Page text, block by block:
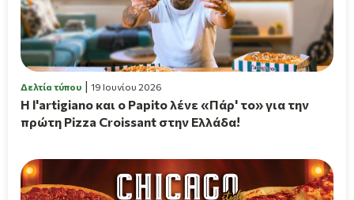
Δελτία τύπου 19 Ιουνίου 2026
H l'artigiano και ο Papito λένε «Πάρ' το» για την
πρώτη Pizza Croissant στην Ελλάδα!